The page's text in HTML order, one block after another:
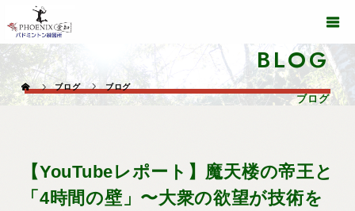
BLOG
ブログ
ブログ ブログ
【YouTubeレポート】魔天楼の帝王と
「4時間の壁」〜大衆の欲望が技術を